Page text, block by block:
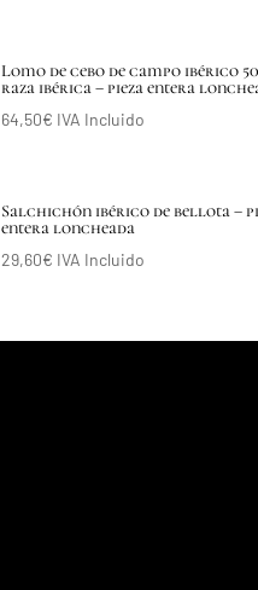
Lomo de cebo de campo ibérico
raza ibérica – pieza entera
64,50€ IVA Incluido
Salchichón ibérico de bellota –
entera loncheada
29,60€ IVA Incluido